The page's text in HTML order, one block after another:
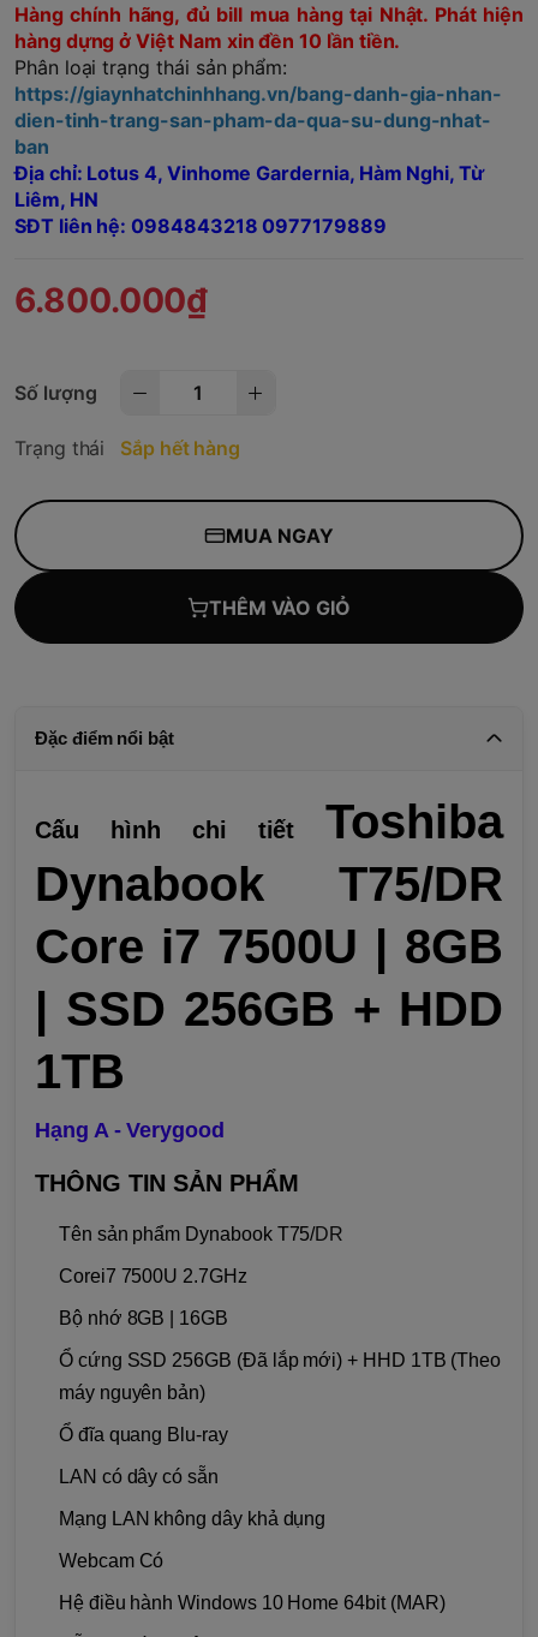
Hàng chính hãng, đủ bill mua hàng tại Nhật. Phát hiện
hàng dựng ở Việt Nam xin đền 10 lần tiền.
Phân loại trạng thái sản phẩm:
https://giaynhatchinhhang.vn/bang-danh-gia-nhan-
dien-tinh-trang-san-pham-da-qua-su-dung-nhat-
ban
Địa chỉ: Lotus 4, Vinhome Gardernia, Hàm Nghi, Từ
Liêm, HN
SĐT liên hệ: 0984843218 0977179889
6.800.000₫
Số lượng
Trạng thái Sắp hết hàng
MUA NGAY
THÊM VÀO GIỎ
Đặc điểm nổi bật
Cấu hình chi tiết Toshiba
Dynabook T75/DR
Core i7 7500U | 8GB
| SSD 256GB + HDD
1TB
Hạng A - Verygood
THÔNG TIN SẢN PHẨM
Tên sản phẩm Dynabook T75/DR
Corei7 7500U 2.7GHz
Bộ nhớ 8GB | 16GB
Ổ cứng SSD 256GB (Đã lắp mới) + HHD 1TB (Theo
máy nguyên bản)
Ổ đĩa quang Blu-ray
LAN có dây có sẵn
Mạng LAN không dây khả dụng
Webcam Có
Hệ điều hành Windows 10 Home 64bit (MAR)